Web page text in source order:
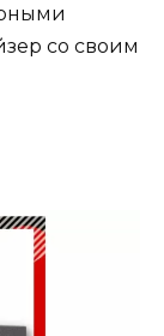
со своим